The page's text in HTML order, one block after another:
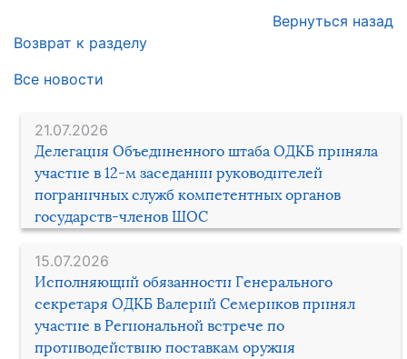
21.07.2026
Делегация Объединенного штаба ОДКБ приняла
участие в 12-м заседании руководителей
пограничных служб компетентных органов
государств-членов ШОС
15.07.2026
Исполняющий обязанности Генерального
секретаря ОДКБ Валерий Семериков принял
участие в Региональной встрече по
противодействию поставкам оружия
Вернуться назад
Возврат к разделу
Все новости